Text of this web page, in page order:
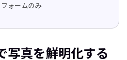
ォームのみ
写真を鮮明化する